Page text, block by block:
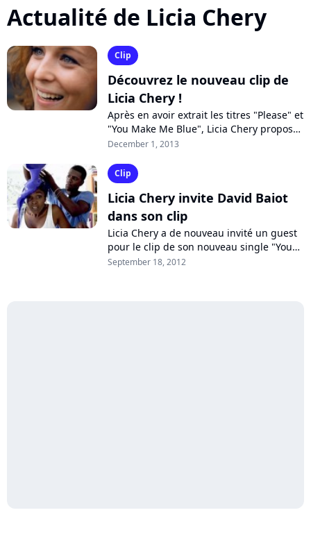
Actualité de Licia Chery
Clip
Découvrez le nouveau clip de
Licia Chery !
Après en avoir extrait les titres "Please" et
"You Make Me Blue", Licia Chery propose
"I'm a Fool" comme nouveau single de
December 1, 2013
Clip
Licia Chery invite David Baiot
dans son clip
Licia Chery a de nouveau invité un guest
pour le clip de son nouveau single "You
Mak Me Blue". Après avoir convié Irma
September 18, 2012